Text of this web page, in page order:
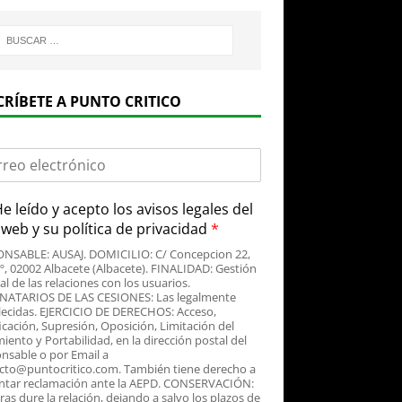
A PUNTO CRITICO
leído y acepto los avisos legales del
y su política de privacidad *
AUSAJ. DOMICILIO: C/ Concepcion 22,
02002 Albacete (Albacete). FINALIDAD: Gestión
de las relaciones con los usuarios.
DE LAS CESIONES: Las legalmente
EJERCICIO DE DERECHOS: Acceso,
Supresión, Oposición, Limitación del
y Portabilidad, en la dirección postal del
o por Email a
También tiene derecho a
reclamación ante la AEPD. CONSERVACIÓN:
dure la relación, dejando a salvo los plazos de